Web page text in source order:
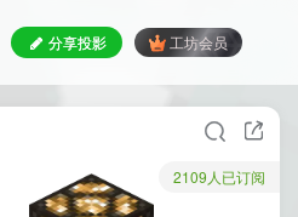
分享投影 工坊会员
2109人已订阅